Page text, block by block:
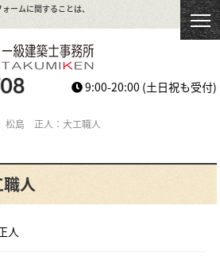
ームに関することは、
9:00-20:00 (土日祝も受付)
松島 正人：大工職人
人
人